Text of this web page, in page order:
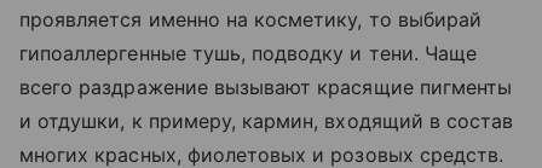
проявляется именно на косметику, то выбирай
гипоаллергенные тушь, подводку и тени. Чаще
всего раздражение вызывают красящие пигменты
и отдушки, к примеру, кармин, входящий в состав
многих красных, фиолетовых и розовых средств.